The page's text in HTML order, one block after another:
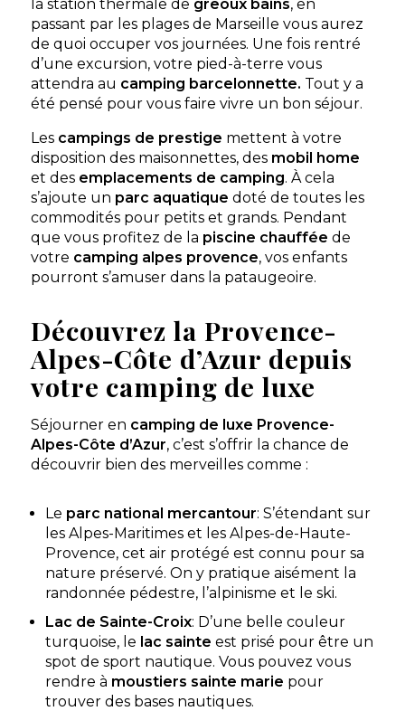
la station thermale de greoux bains, en
passant par les plages de Marseille vous aurez
de quoi occuper vos journées. Une fois rentré
d’une excursion, votre pied-à-terre vous
attendra au camping barcelonnette. Tout y a
été pensé pour vous faire vivre un bon séjour.
Les campings de prestige mettent à votre
disposition des maisonnettes, des mobil home
et des emplacements de camping. À cela
s’ajoute un parc aquatique doté de toutes les
commodités pour petits et grands. Pendant
que vous profitez de la piscine chauffée de
votre camping alpes provence, vos enfants
pourront s’amuser dans la pataugeoire.
Découvrez la Provence-
Alpes-Côte d’Azur depuis
votre camping de luxe
Séjourner en camping de luxe Provence-
Alpes-Côte d’Azur, c’est s’offrir la chance de
découvrir bien des merveilles comme :
Le parc national mercantour: S’étendant sur
les Alpes-Maritimes et les Alpes-de-Haute-
Provence, cet air protégé est connu pour sa
nature préservé. On y pratique aisément la
randonnée pédestre, l’alpinisme et le ski.
Lac de Sainte-Croix: D’une belle couleur
turquoise, le lac sainteest prisé pour être un
spot de sport nautique. Vous pouvez vous
rendre à moustiers sainte marie pour
trouver des bases nautiques.
Camping Jantou
Un domaine 5 étoiles d'exception au Thor, au cœur
du Vaucluse et de la Provence authentique.
Le Thor, Vaucluse , Provence-Alpes-Côte d'Azur
Voir le site
★ 3.7/5 (1184 avis)
Dès
/ nuit en emplacement
Afficher les détails
Découvrir
Mobil-home Top
Presta 4 pers — Avec
personnes - 32 m²
À partir de520 €
Découvrir ce
locatif
Mobil-home Confort 6
pers — 3 chambres
3 chambres - 6
personnes - 32 m²
À partir de380 € / 7
nuits
Découvrir ce
locatif